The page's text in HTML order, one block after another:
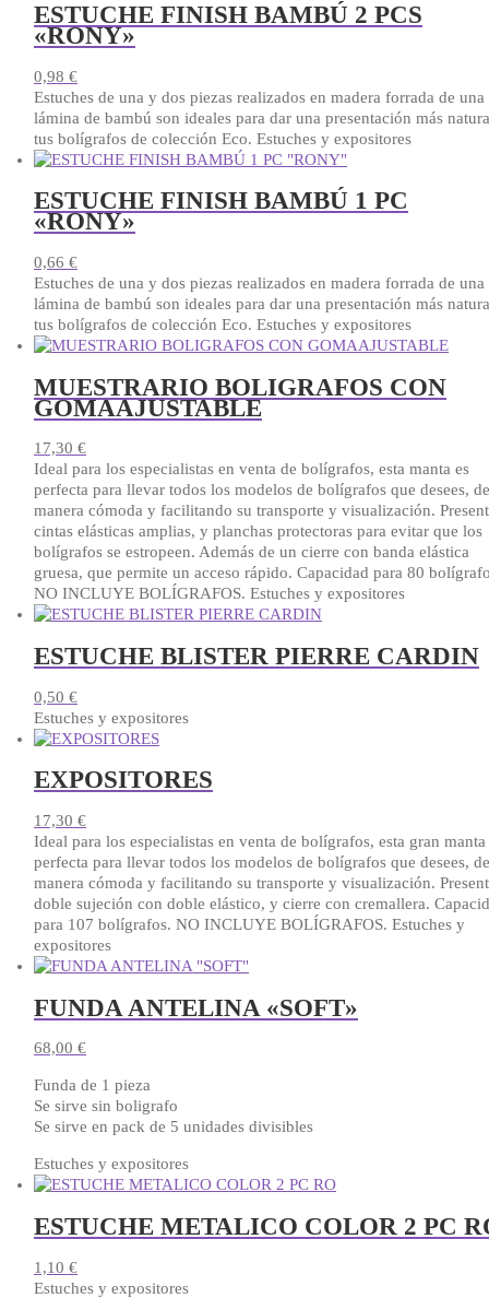
ESTUCHE FINISH BAMBÚ 2 PCS
«RONY»
0,98 €
Estuches de una y dos piezas realizados en madera forrada de una
lámina de bambú son ideales para dar una presentación más
tus bolígrafos de colección Eco. Estuches y expositores
ESTUCHE FINISH BAMBÚ 1 PC
«RONY»
0,66 €
Estuches de una y dos piezas realizados en madera forrada de una
lámina de bambú son ideales para dar una presentación más
tus bolígrafos de colección Eco. Estuches y expositores
MUESTRARIO BOLIGRAFOS CON
GOMAAJUSTABLE
17,30 €
Ideal para los especialistas en venta de bolígrafos, esta manta es
perfecta para llevar todos los modelos de bolígrafos que desees, de
manera cómoda y facilitando su transporte y visualización.
cintas elásticas amplias, y planchas protectoras para evitar que los
bolígrafos se estropeen. Además de un cierre con banda elástica
gruesa, que permite un acceso rápido. Capacidad para 80
NO INCLUYE BOLÍGRAFOS. Estuches y expositores
ESTUCHE BLISTER PIERRE CARDIN
0,50 €
Estuches y expositores
EXPOSITORES
17,30 €
Ideal para los especialistas en venta de bolígrafos, esta gran manta
perfecta para llevar todos los modelos de bolígrafos que desees, de
manera cómoda y facilitando su transporte y visualización.
doble sujeción con doble elástico, y cierre con cremallera.
para 107 bolígrafos. NO INCLUYE BOLÍGRAFOS. Estuches y
expositores
FUNDA ANTELINA «SOFT»
68,00 €
Funda de 1 pieza
Se sirve sin boligrafo
Se sirve en pack de 5 unidades divisibles
Estuches y expositores
Este
tiene
variantes.
Las
ESTUCHE METALICO COLOR 2 PC
1,10 €
Estuches y expositores